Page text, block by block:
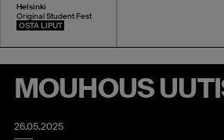
Helsinki
Original Student Fest
OSTA LIPUT
MOUHOUS
26.05.2025